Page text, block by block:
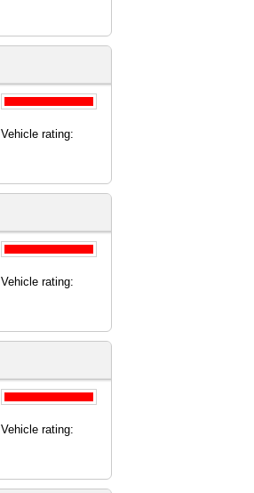
Vehicle rating:
Vehicle rating:
Vehicle rating: